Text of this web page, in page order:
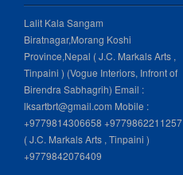
Lalit Kala Sangam
Biratnagar,Morang Koshi
Province,Nepal ( J.C. Markals Arts ,
Tinpaini ) (Vogue Interiors, Infront of
Birendra Sabhagrih) Email :
lksartbrt@gmail.com Mobile :
+9779814306658 +9779862211257
( J.C. Markals Arts , Tinpaini )
+9779842076409